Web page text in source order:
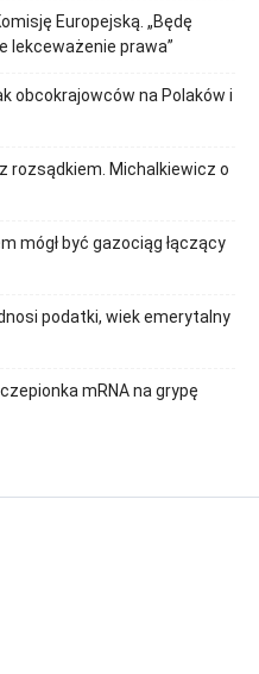
Europejską. „Będę
lekceważenie prawa”
obcokrajowców na Polaków i
rozsądkiem. Michalkiewicz o
mógł być gazociąg łączący
podatki, wiek emerytalny
mRNA na grypę